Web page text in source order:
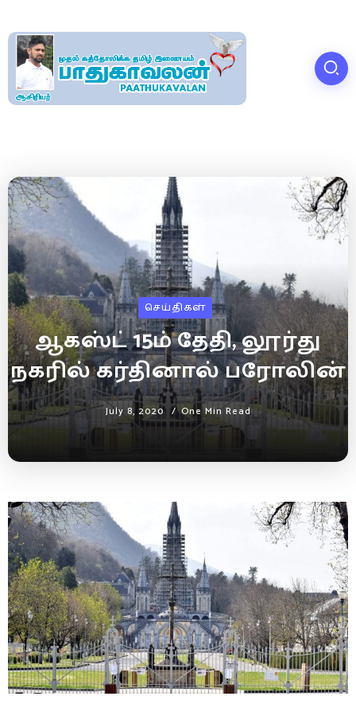
செய்திகள்
ஆகஸ்ட் 15ம் தேதி, லூர்து
நகரில் கர்தினால் பரோலின்
July 8, 2020 One Min Read